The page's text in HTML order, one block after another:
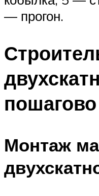
— прогон.
пошагово
Монтаж